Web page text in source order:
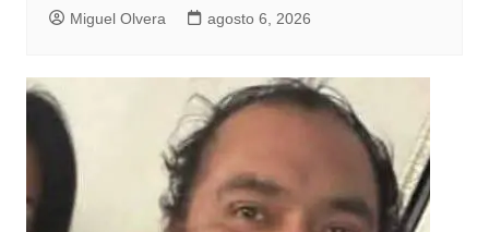
Miguel Olvera agosto 6, 2026